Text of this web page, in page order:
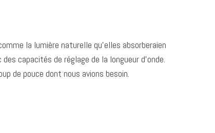
la lumière naturelle qu’elles absorberaien
capacités de réglage de la longueur d’onde.
de pouce dont nous avions besoin.